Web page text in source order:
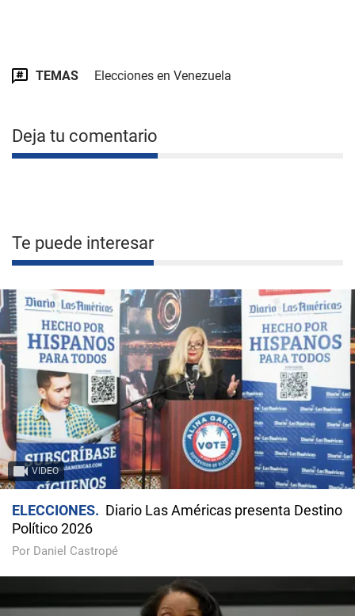
TEMAS Elecciones en Venezuela
Deja tu comentario
Te puede interesar
VIDEO
ELECCIONES
Diario Las Américas presenta Destino
Político 2026
Por Daniel Castropé